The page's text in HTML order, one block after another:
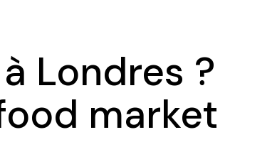
en 24h chrono
filles
Livres
Kids
Tattoos
Londres ?
market